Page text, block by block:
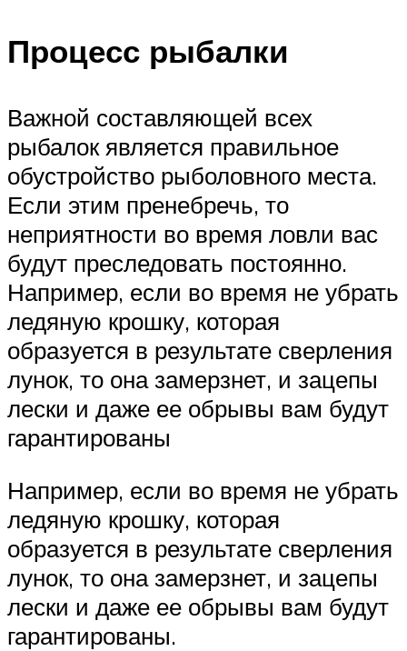
Процесс рыбалки
Важной составляющей всех
рыбалок является правильное
обустройство рыболовного места.
Если этим пренебречь, то
неприятности во время ловли вас
будут преследовать постоянно.
Например, если во время не убрать
ледяную крошку, которая
образуется в результате сверления
лунок, то она замерзнет, и зацепы
лески и даже ее обрывы вам будут
гарантированы
Например, если во время не убрать
ледяную крошку, которая
образуется в результате сверления
лунок, то она замерзнет, и зацепы
лески и даже ее обрывы вам будут
гарантированы.